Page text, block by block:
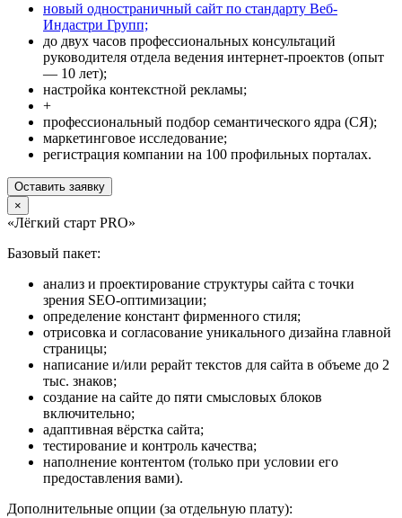
новый одностраничный сайт по стандарту Веб-
Индастри Групп;
до двух часов профессиональных консультаций
руководителя отдела ведения интернет-проектов (опыт
— 10 лет);
настройка контекстной рекламы;
+
профессиональный подбор семантического ядра (СЯ);
маркетинговое исследование;
регистрация компании на 100 профильных порталах.
Оставить заявку
×
«Лёгкий старт PRO»
Базовый пакет:
анализ и проектирование структуры сайта с точки
зрения SEO-оптимизации;
определение констант фирменного стиля;
отрисовка и согласование уникального дизайна главной
страницы;
написание и/или рерайт текстов для сайта в объеме до 2
тыс. знаков;
создание на сайте до пяти смысловых блоков
включительно;
адаптивная вёрстка сайта;
тестирование и контроль качества;
наполнение контентом (только при условии его
предоставления вами).
Дополнительные опции (за отдельную плату):